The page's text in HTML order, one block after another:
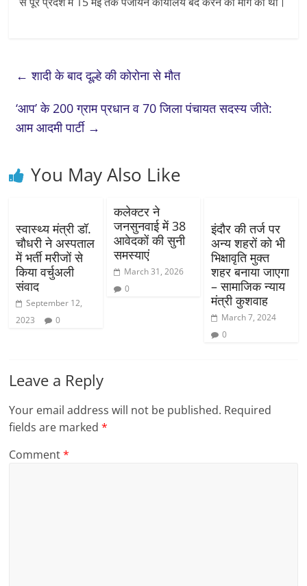
← शादी के बाद दूल्हे की कोरोना से मौत
‘आप’ के 200 ग्राम प्रधान व 70 जिला पंचायत सदस्य जीते:
आम आदमी पार्टी →
You May Also Like
स्वास्थ्य मंत्री डॉ.
चौधरी ने अस्पताल
में भर्ती मरीजों से
किया वर्चुअली
संवाद
September 12,
2023
0
कलेक्टर ने
जनसुनवाई में 38
आवेदकों की सुनी
समस्याएं
March 31, 2026
0
इंदौर की तर्ज पर
अन्य शहरों को भी
भिक्षावृति मुक्त
शहर बनाया जाएगा
– सामाजिक न्याय
मंत्री कुशवाह
March 7, 2024
0
Leave a Reply
Your email address will not be published. Required
fields are marked*
Comment*